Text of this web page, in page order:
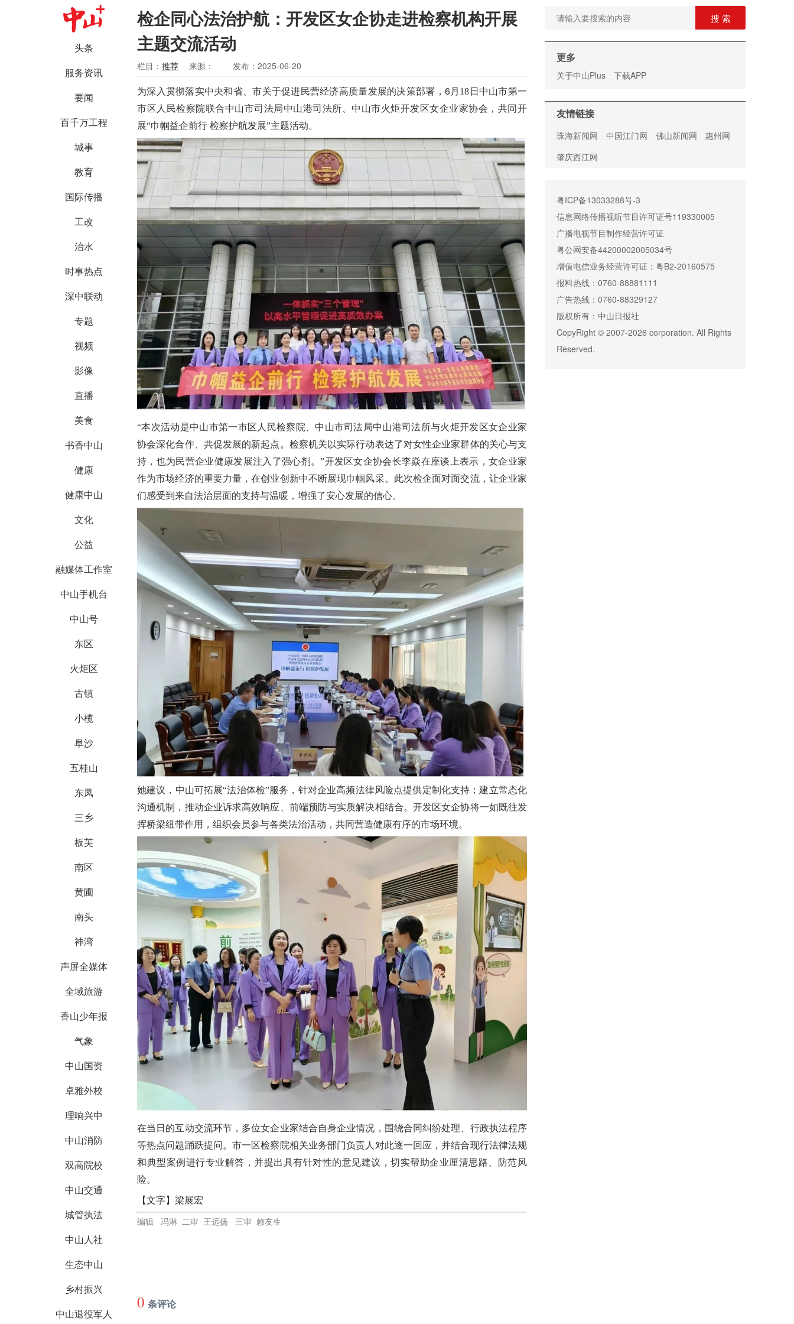
头条
服务资讯
要闻
百千万工程
城事
教育
国际传播
工改
治水
时事热点
深中联动
专题
视频
影像
直播
美食
书香中山
健康
健康中山
文化
公益
融媒体工作室
中山手机台
中山号
东区
火炬区
古镇
小榄
阜沙
五桂山
东凤
三乡
板芙
南区
黄圃
南头
神湾
声屏全媒体
全域旅游
香山少年报
气象
中山国资
卓雅外校
理响兴中
中山消防
双高院校
中山交通
城管执法
中山人社
生态中山
乡村振兴
中山退役军人
检企同心法治护航：开发区女企协走进检察机构开展
主题交流活动
栏目： 推荐 来源： 发布：2025-06-20
为深入贯彻落实中央和省、市关于促进民营经济高质量发展的决策部署， 6月18 日中山市第一
市区人民检察院联合中山市司法局中山港司法所、中山市火炬开发区女企业家协会，共同开
展“巾帼益企前行 检察护航发展”主题活动。
“本次活动是中山市第一市区人民检察院、中山市司法局中山港司法所与火炬开发区女企业家
协会深化合作、共促发展的新起点。检察机关以实际行动表达了对女性企业家群体的关心与支
持，也为民营企业健康发展注入了强心剂。”开发区女企协会长李焱在座谈上表示，女企业家
作为市场经济的重要力量，在创业创新中不断展现巾帼风采。此次检企面对面交流，让企业家
们感受到来自法治层面的支持与温暖，增强了安心发展的信心。
她建议，中山可拓展“法治体检”服务，针对企业高频法律风险点提供定制化支持；建立常态化
沟通机制，推动企业诉求高效响应、前端预防与实质解决相结合。 开发区女企协将一如既往发
挥桥梁纽带作用，组织会员参与各类法治活动，共同营造健康有序的市场环境。
在当日的互动交流环节，多位女企业家结合自身企业情况，围绕合同纠纷处理、行政执法程序
等热点问题踊跃提问。市一区检察院相关业务部门负责人 对此逐一回应，并结合现行法律法规
和典型案例进行专业解答，并提出具有针对性的意见建议，切实帮助企业厘清思路、防范风
险。
【文字】梁展宏
编辑 冯淋 二审 王远扬 三审 赖友生
0 条评论
搜 索
更多
关于中山Plus 下载APP
友情链接
珠海新闻网 中国江门网 佛山新闻网
惠州网
肇庆西江网
粤ICP备13033288号-3
信息网络传播视听节目许可证号119330005
广播电视节目制作经营许可证
粤公网安备44200002005034号
增值电信业务经营许可证：粤B2-20160575
报料热线：0760-88881111
广告热线：0760-88329127
版权所有：中山日报社
CopyRight © 2007-2026 corporation. All Rights
Reserved.